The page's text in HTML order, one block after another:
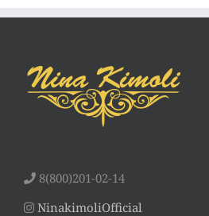
8(800)201-02-14
NinakimoliOfficial